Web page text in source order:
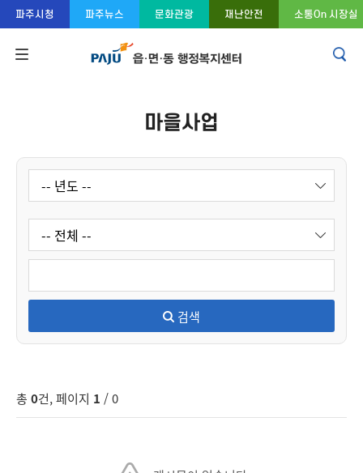
콘텐츠 바로가기
주메뉴 바로가기
푸터 바로가기
파주시청 파주뉴스 문화관광 재난안전 소통On 시장실
마을사업
검색
총 0건, 페이지 1 / 0